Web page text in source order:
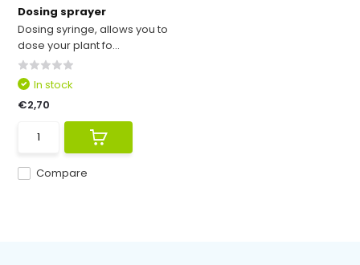
Dosing sprayer
Dosing syringe, allows you to
dose your plant fo...
Compare
In stock
€2,70